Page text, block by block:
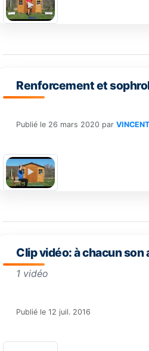
Renforcement et
Publié le 26 mars 2020 par
Clip vidéo: à chacun
1 vidéo
Publié le 12 juil. 2016